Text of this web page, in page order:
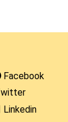
Facebook
Linkedin